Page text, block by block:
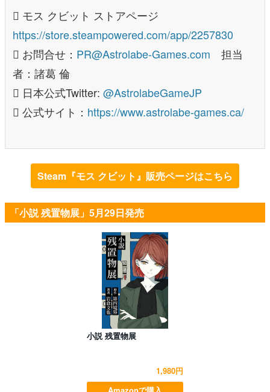
 モス クビット ストアページ
https://store.steampowered.com/app/2257830
 お問合せ： PR@Astrolabe-Games.com 担当
者：諸葛 倫
 日本公式Twitter: @AstrolabeGameJP
 公式サイト： https://www.astrolabe-games.ca/
Steam『モス クビット』販売ページはこちら
「小説 残置物展」5月29日発売
小説 残置物展
1,980円